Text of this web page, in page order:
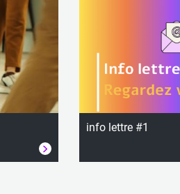
info lettre #1